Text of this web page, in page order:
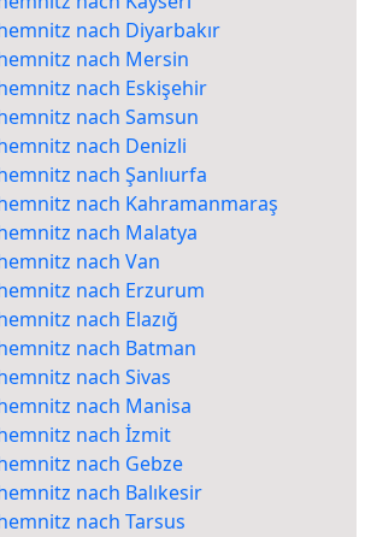
nach Diyarbakır
nach Mersin
nach Eskişehir
nach Samsun
nach Denizli
nach Şanlıurfa
nach Kahramanmaraş
nach Malatya
nach Van
nach Erzurum
nach Elazığ
nach Batman
nach Sivas
nach Manisa
nach İzmit
nach Gebze
nach Balıkesir
nach Tarsus